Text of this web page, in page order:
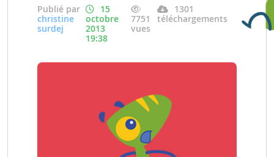
Publié par
christine
surdej
15
octobre
2013
19:38
7751
vues
1301
téléchargements